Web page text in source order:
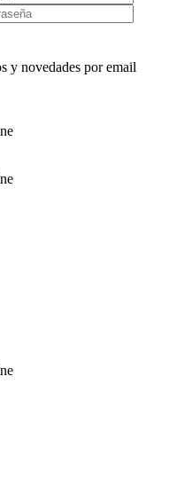
y novedades por email